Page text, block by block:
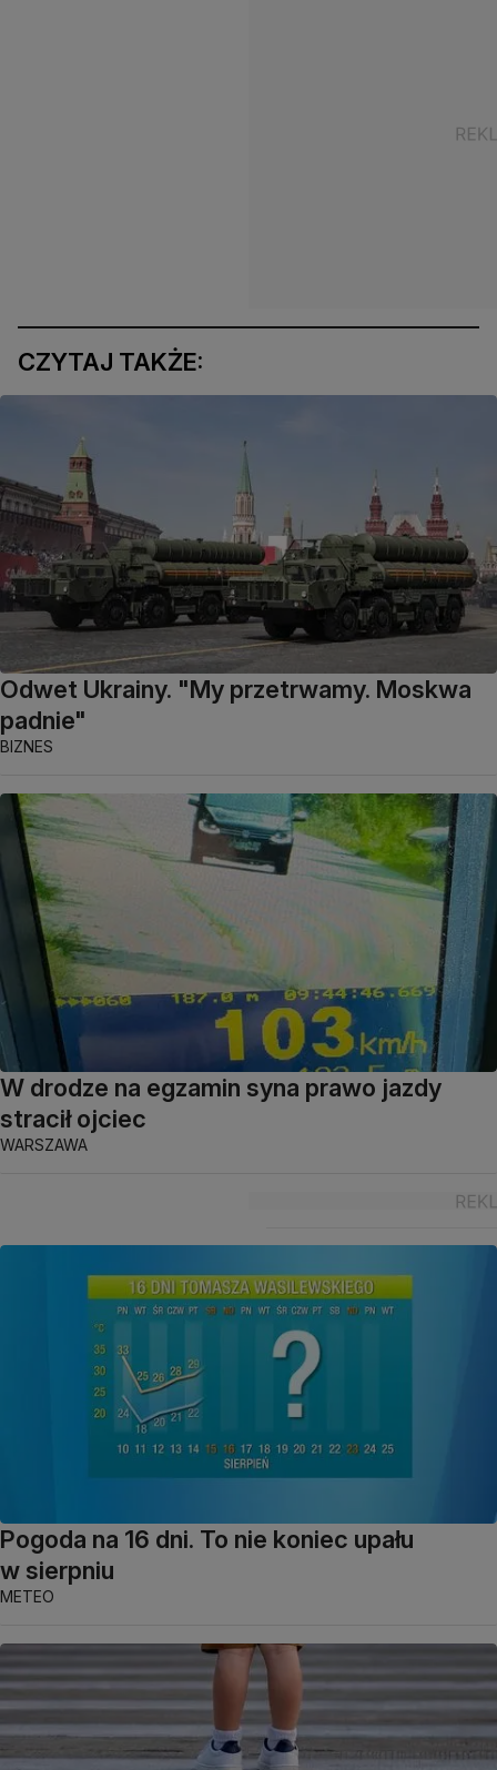
CZYTAJ TAKŻE:
Odwet Ukrainy. "My przetrwamy. Moskwa
padnie"
BIZNES
W drodze na egzamin syna prawo jazdy
stracił ojciec
WARSZAWA
Pogoda na 16 dni. To nie koniec upału
w sierpniu
METEO